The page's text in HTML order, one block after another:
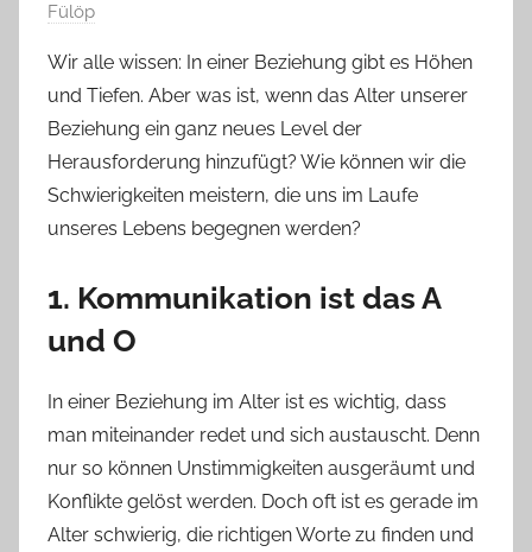
Fülöp
Wir alle wissen: In einer Beziehung gibt es Höhen
und Tiefen. Aber was ist, wenn das Alter unserer
Beziehung ein ganz neues Level der
Herausforderung hinzufügt? Wie können wir die
Schwierigkeiten meistern, die uns im Laufe
unseres Lebens begegnen werden?
1. Kommunikation ist das A
und O
In einer Beziehung im Alter ist es wichtig, dass
man miteinander redet und sich austauscht. Denn
nur so können Unstimmigkeiten ausgeräumt und
Konflikte gelöst werden. Doch oft ist es gerade im
Alter schwierig, die richtigen Worte zu finden und